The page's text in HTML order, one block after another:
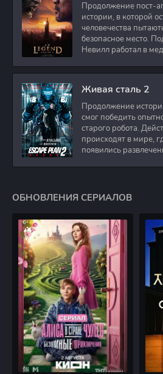
Продолжение пост-
истории, в которой
человечества
безопасное место.
Невилл работал в
Живая сталь 2
Продолжение
смог победить
старого робота.
происходят в мире,
появились
ОБНОВЛЕНИЯ СЕРИАЛОВ